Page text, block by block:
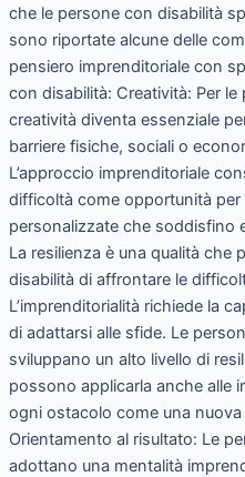
che le persone con disabilità
sono riportate alcune delle
pensiero imprenditoriale con
con disabilità: Creatività: Per
creatività diventa essenziale
barriere fisiche, sociali o
L’approccio imprenditoriale
difficoltà come opportunità
personalizzate che soddisfino
La resilienza è una qualità che
disabilità di affrontare le
L’imprenditorialità richiede la
di adattarsi alle sfide. Le
sviluppano un alto livello di
possono applicarla anche alle
ogni ostacolo come una
Orientamento al risultato: Le
adottano una mentalità